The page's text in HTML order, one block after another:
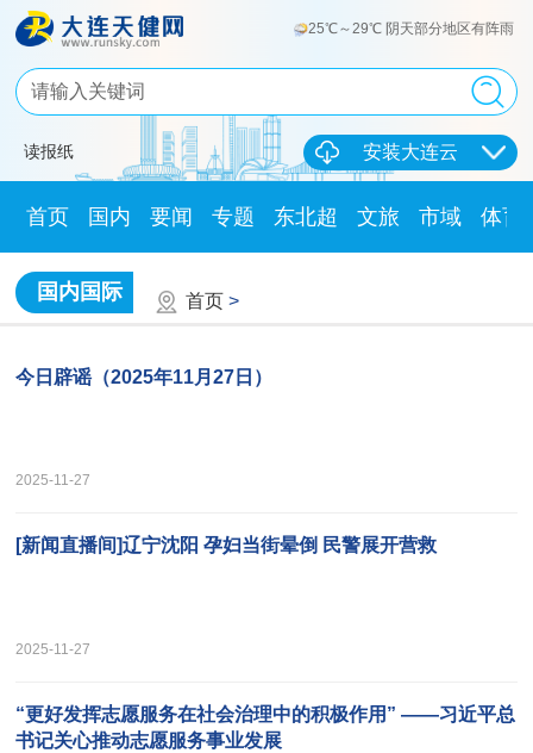
25℃～29℃ 阴天部分地区有阵雨
读报纸 安装大连云
首页 国内 要闻 专题 东北超 文旅 市域 体育
国内国际 首页 >
今日辟谣（2025年11月27日）
2025-11-27
[新闻直播间]辽宁沈阳 孕妇当街晕倒 民警展开营救
2025-11-27
“更好发挥志愿服务在社会治理中的积极作用” ——习近平总
书记关心推动志愿服务事业发展